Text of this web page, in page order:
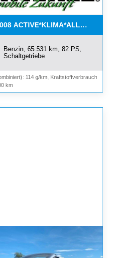
Benzin, 65.531 km, 82 PS,
Schaltgetriebe
114 g/km, Kraftstoffverbrauch
km